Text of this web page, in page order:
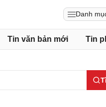
Danh
Tin văn bản mới Tin